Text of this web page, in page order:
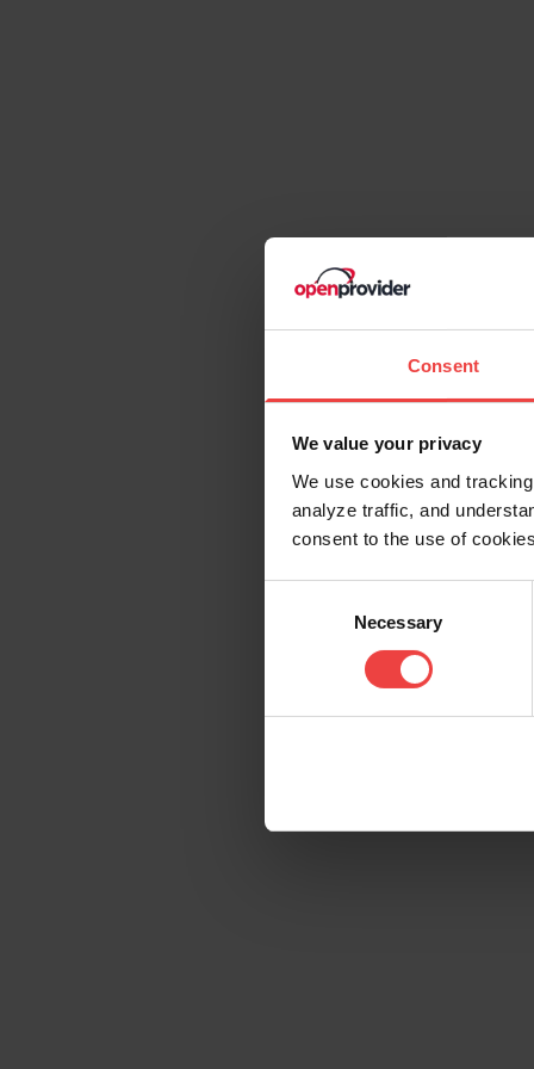
Consent
We value your privacy
We use cookies and
analyze traffic, and
consent to the use of
Necessary